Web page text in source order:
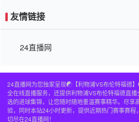
友情链接
24直播网
24直播网为您独家呈现☯️【利物浦VS布伦特福德
全在线直播服务，还提供利物浦VS布伦特福德直
选的进球集锦，让您随时随地重温赛事精华。尽享
验，同时本站24小时更新，提供近期热门赛事赛程
切尽在24直播网！